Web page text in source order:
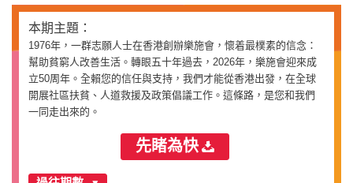
本期主題：
1976年，一群志願人士在香港創辦樂施會，懷着最樸素的信念：
幫助貧窮人改善生活。轉眼五十年過去，2026年，樂施會迎來成
立50周年。全賴您的信任與支持，我們才能從香港出發，在全球
開展社區扶貧、人道救援及政策倡議工作。這條路，是您和我們
一同走出來的。
先睹為快